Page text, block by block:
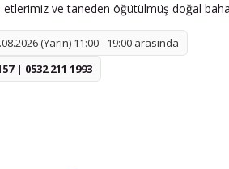
ve taneden öğütülmüş doğal
(Yarın) 11:00 - 19:00 arasında
| 0532 211 1993